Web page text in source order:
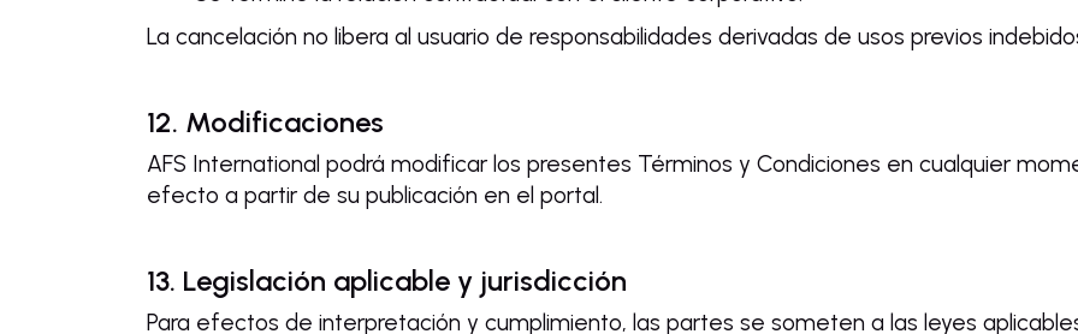
La cancelación no libera al usuario de responsabilidades derivadas de usos previos
12. Modificaciones
AFS International podrá modificar los presentes Términos y Condiciones en cualquier
efecto a partir de su publicación en el portal.
13. Legislación aplicable y jurisdicción
Para efectos de interpretación y cumplimiento, las partes se someten a las leyes